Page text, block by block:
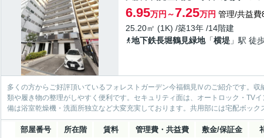
6.95万円～7.25万円 管理/共益費
25.20㎡ (1K) /築13年 /14階建
地下鉄長堀鶴見緑地「横堤 」駅 徒
多くの方からご好評頂いているフォレストガーデン今福鶴見Ⅳのご紹介です。
類や履き物の整理がしやすく便利です。セキュリティ面は、オートロック・TV
備は浴室乾燥機・洗面所独立など大変充実しております。共用部には宅配ボッ
部屋番号 所在階 賃料 管理費・共益費 敷金/保証金